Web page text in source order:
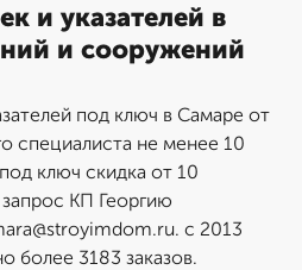
и указателей в
и сооружений
под ключ в Самаре от
специалиста не менее 10
ключ скидка от 10
КП Георгию
с 2013
более 3183 заказов.